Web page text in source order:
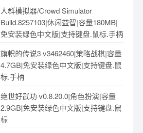
人群模拟器/Crowd Simulator
Build.8257103|休闲益智|容量180MB|
免安装绿色中文版|支持键盘.鼠标.手柄
旗帜的传说3 v3462460|策略战棋|容量
4.7GB|免安装绿色中文版|支持键盘.鼠
标.手柄
绝世好武功 v0.8.20.0|角色扮演|容量
2.9GB|免安装绿色中文版|支持键盘.鼠
标